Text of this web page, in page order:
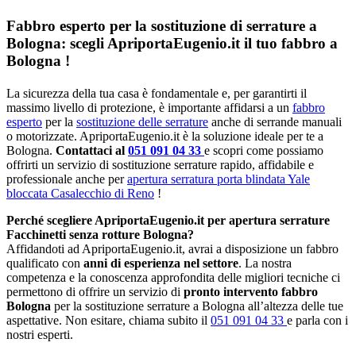
Fabbro esperto per la sostituzione di serrature a
Bologna: scegli ApriportaEugenio.it il tuo fabbro a
Bologna !
La sicurezza della tua casa è fondamentale e, per garantirti il
massimo livello di protezione, è importante affidarsi a un fabbro
esperto per la sostituzione delle serrature anche di serrande manuali
o motorizzate. ApriportaEugenio.it è la soluzione ideale per te a
Bologna. Contattaci al 051 091 04 33 e scopri come possiamo
offrirti un servizio di sostituzione serrature rapido, affidabile e
professionale anche perapertura serratura porta blindata Yale
bloccata Casalecchio di Reno !
Perché scegliere ApriportaEugenio.it per apertura serrature
Facchinetti senza rotture Bologna?
Affidandoti ad ApriportaEugenio.it, avrai a disposizione un fabbro
qualificato con anni di esperienza nel settore. La nostra
competenza e la conoscenza approfondita delle migliori tecniche ci
permettono di offrire un servizio di pronto intervento fabbro
Bologna per la sostituzione serrature a Bologna all’altezza delle tue
aspettative. Non esitare, chiama subito il 051 091 04 33 e parla con i
nostri esperti.